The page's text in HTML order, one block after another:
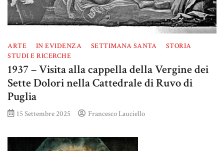
ARTE IN EVIDENZA SETTIMANA SANTA
STORIA
STUDI E RICERCHE
1937 – Visita alla cappella della Vergine dei
Sette Dolori nella Cattedrale di Ruvo di
Puglia
15 Settembre 2025 Francesco Lauciello